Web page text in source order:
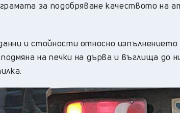
за подобряване качеството на
и стойности относно
на печки на дърва и въглища до